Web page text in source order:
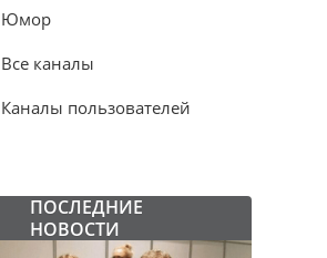
Юмор
Все каналы
Каналы пользователей
ПОСЛЕДНИЕ
НОВОСТИ